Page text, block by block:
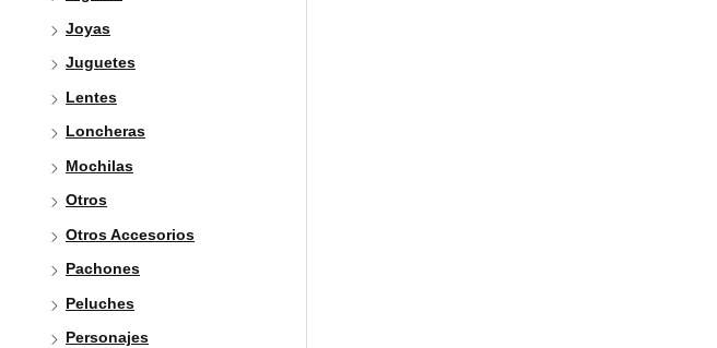
Joyas
Juguetes
Lentes
Loncheras
Mochilas
Otros
Otros Accesorios
Pachones
Peluches
Personajes